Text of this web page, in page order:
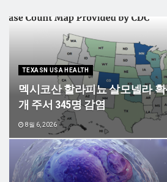
TEXASN USA HEALTH
멕시코산 할라피뇨 살모넬라
개 주서 345명 감염
8월 6, 2026